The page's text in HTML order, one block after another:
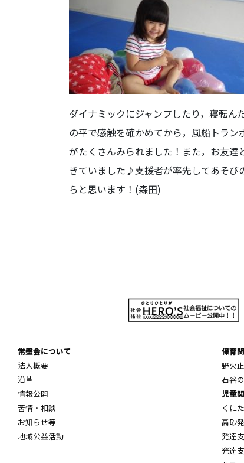
ダイナミックにジャンプしたり，寝転
の平で感触を確かめてから，風船トラ
がたくさんみられました！また，お友
きていました♪支援者が率先してあそび
らと思います！(森田)
常盤会について
法人概要
沿革
情報公開
苦情・相談
お知らせ等
地域公益活動
保育
野火
石谷
児童
くに
高砂
発達
発達